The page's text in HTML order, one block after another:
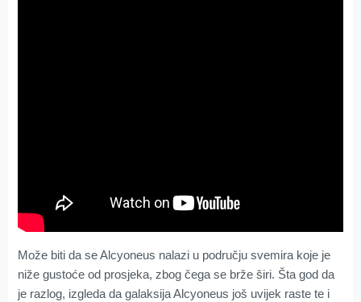
Može biti da se Alcyoneus nalazi u području svemira koje je
niže gustoće od prosjeka, zbog čega se brže širi. Šta god da
je razlog, izgleda da galaksija Alcyoneus još uvijek raste te i